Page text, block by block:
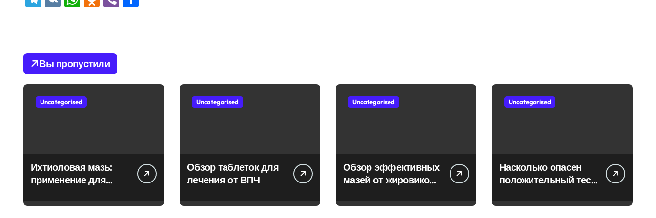
Вы пропустили
Uncategorised
Ихтиоловая мазь:
применение для
Uncategorised
Обзор таблеток для
лечения от ВПЧ
Uncategorised
Обзор эффективных
мазей от жировиков
эффектом
Uncategorised
Насколько опасен
положительный тест